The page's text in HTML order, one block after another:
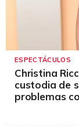
ESPECTÁCULOS
Christina
custodia de
problemas